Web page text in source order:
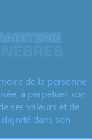
de la personne
à perpétuer son
ses valeurs et de
dans son